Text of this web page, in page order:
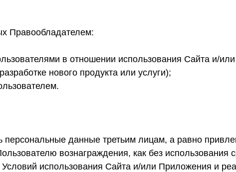
Правообладателем:
в отношении использования Сайта и/
нового продукта или услуги);
данные третьим лицам, а равно
вознаграждения, как без использования
использования Сайта и/или Приложения и